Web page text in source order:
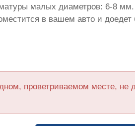
малых диаметров: 6-8
в вашем авто и
проветриваемом месте,